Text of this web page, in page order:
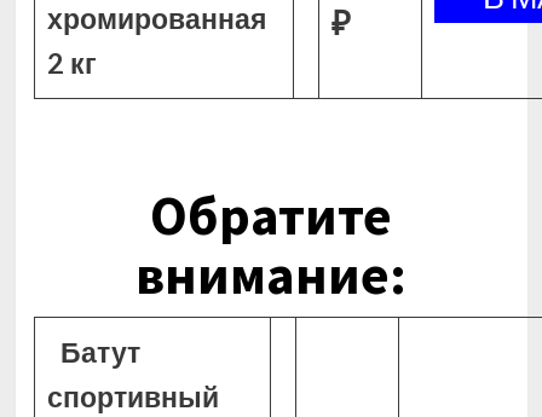
хромированная
2 кг
₽
Обратите
внимание:
Батут
спортивный